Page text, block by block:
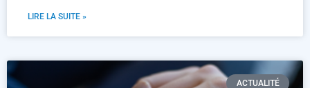
LIRE LA SUITE »
ACTUALITÉ